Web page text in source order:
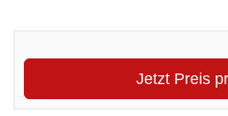
Jetzt Preis